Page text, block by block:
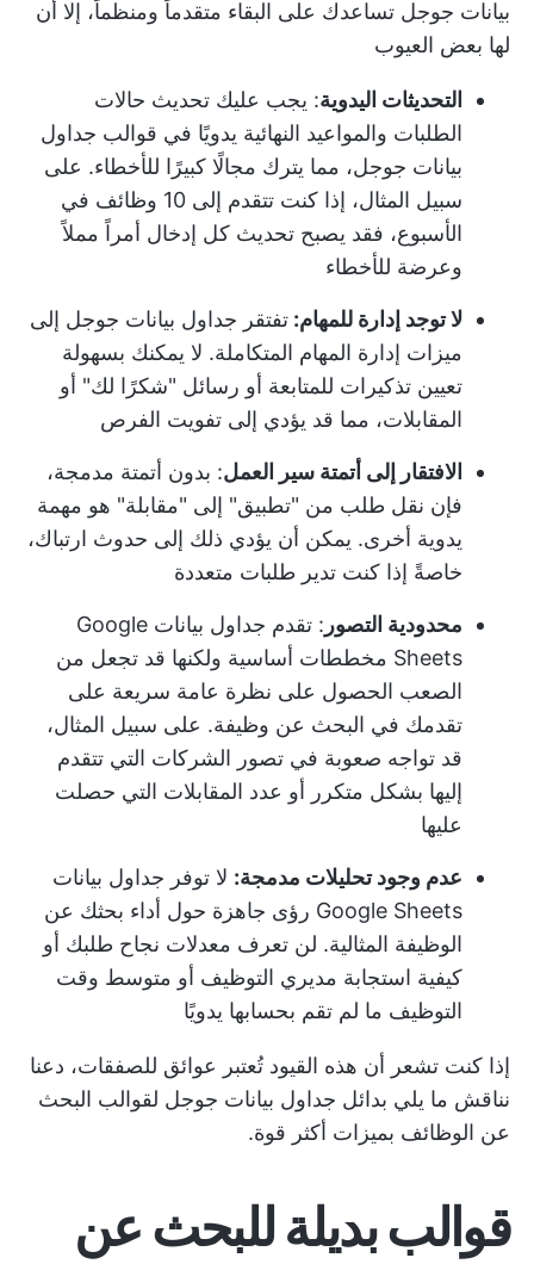
بيانات جوجل تساعدك على البقاء متقدماً ومنظماً، إلا أن
لها بعض العيوب
التحديثات اليدوية: يجب عليك تحديث حالات
الطلبات والمواعيد النهائية يدويًا في قوالب جداول
بيانات جوجل، مما يترك مجالًا كبيرًا للأخطاء. على
سبيل المثال، إذا كنت تتقدم إلى 10 وظائف في
الأسبوع، فقد يصبح تحديث كل إدخال أمراً مملاً
وعرضة للأخطاء
لا توجد إدارة للمهام: تفتقر جداول بيانات جوجل إلى
ميزات إدارة المهام المتكاملة. لا يمكنك بسهولة
تعيين تذكيرات للمتابعة أو رسائل "شكرًا لك" أو
المقابلات، مما قد يؤدي إلى تفويت الفرص
الافتقار إلى أتمتة سير العمل: بدون أتمتة مدمجة،
فإن نقل طلب من "تطبيق" إلى "مقابلة" هو مهمة
يدوية أخرى. يمكن أن يؤدي ذلك إلى حدوث ارتباك،
خاصةً إذا كنت تدير طلبات متعددة
محدودية التصور
: تقدم جداول بيانات Google
Sheets مخططات أساسية ولكنها قد تجعل من
الصعب الحصول على نظرة عامة سريعة على
تقدمك في البحث عن وظيفة. على سبيل المثال،
قد تواجه صعوبة في تصور الشركات التي تتقدم
إليها بشكل متكرر أو عدد المقابلات التي حصلت
عليها
عدم وجود تحليلات مدمجة: لا توفر جداول بيانات
Google Sheets رؤى جاهزة حول أداء بحثك عن
الوظيفة المثالية. لن تعرف معدلات نجاح طلبك أو
كيفية استجابة مديري التوظيف أو متوسط وقت
التوظيف ما لم تقم بحسابها يدويًا
إذا كنت تشعر أن هذه القيود تُعتبر عوائق للصفقات، دعنا
نناقش ما يلي بدائل جداول بيانات جوجل لقوالب البحث
عن الوظائف بميزات أكثر قوة.
قوالب بديلة للبحث عن